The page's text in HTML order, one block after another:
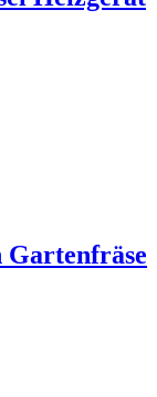
Gartenfräse